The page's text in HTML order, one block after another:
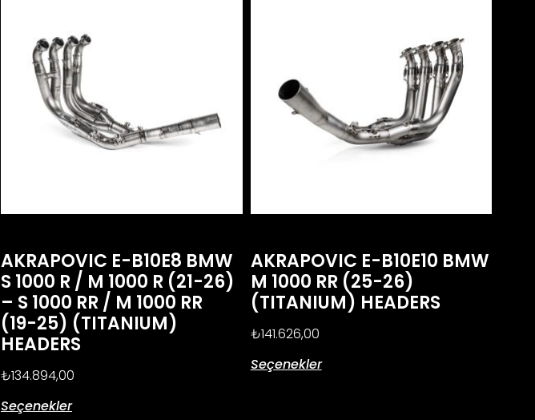
AKRAPOVIC E-B10E8 BMW
S 1000 R / M 1000 R (21-26)
– S 1000 RR / M 1000 RR
(19-25) (TITANIUM)
HEADERS
₺134.894,00
Seçenekler
AKRAPOVIC E-B10E10 BMW
M 1000 RR (25-26)
(TITANIUM) HEADERS
₺141.626,00
Seçenekler